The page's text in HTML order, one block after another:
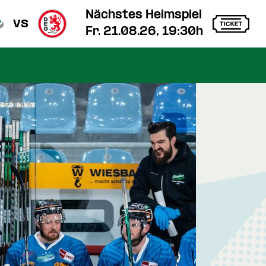
vs
Nächstes Heimspiel
Fr. 21.08.26, 19:30h